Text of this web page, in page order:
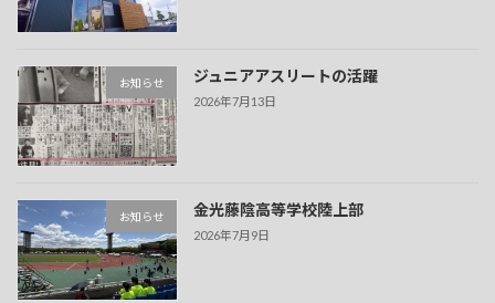
お知らせ ジュニアアスリートの活躍
2026年7月13日
お知らせ 金光藤陰高等学校陸上部
2026年7月9日